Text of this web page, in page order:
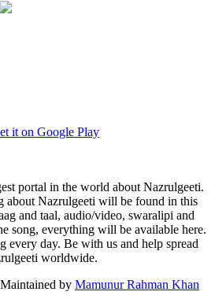
portal in the world about Nazrulgeeti.
about Nazrulgeeti will be found in this
and taal, audio/video, swaralipi and
song, everything will be available here.
every day. Be with us and help spread
worldwide.
by Mamunur Rahman Khan